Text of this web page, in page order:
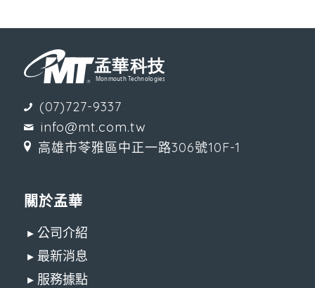
(07)727-9337
info@mt.com.tw
高雄市苓雅區中正一路306號10F-1
關於孟華
▸ 公司介紹
▸ 最新消息
▸ 服務據點